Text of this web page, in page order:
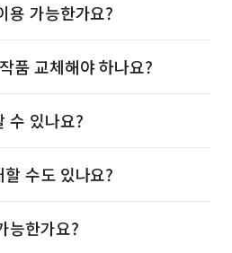
용 가능한가요?
품 교체해야 하나요?
수 있나요?
수도 있나요?
능한가요?